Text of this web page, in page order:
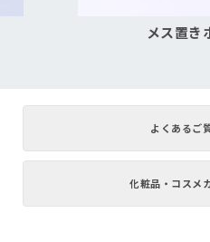
メス置き
よくあるご
化粧品・コスメ